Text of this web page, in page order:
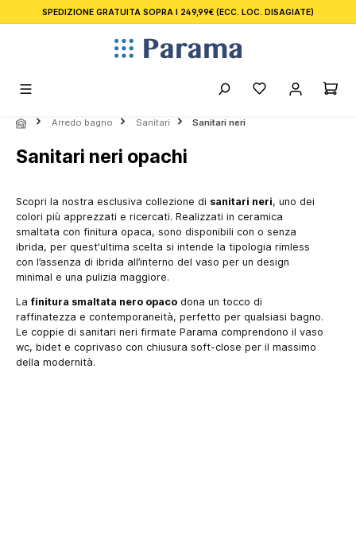
principale
SPEDIZIONE GRATUITA SOPRA I 249,99€ (ECC. LOC. DISAGIATE)
Arredo bagno Sanitari Sanitari neri
Sanitari neri opachi
Scopri la nostra esclusiva collezione di sanitari neri, uno dei
colori più apprezzati e ricercati. Realizzati in ceramica
smaltata con finitura opaca, sono disponibili con o senza
ibrida, per quest'ultima scelta si intende la tipologia rimless
con l’assenza di ibrida all’interno del vaso per un design
minimal e una pulizia maggiore.
La finitura smaltata nero opaco dona un tocco di
raffinatezza e contemporaneità, perfetto per qualsiasi bagno.
Le coppie di sanitari neri firmate Parama comprendono il vaso
wc, bidet e coprivaso con chiusura soft-close per il massimo
della modernità.